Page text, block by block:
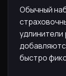
Обычный
быстро